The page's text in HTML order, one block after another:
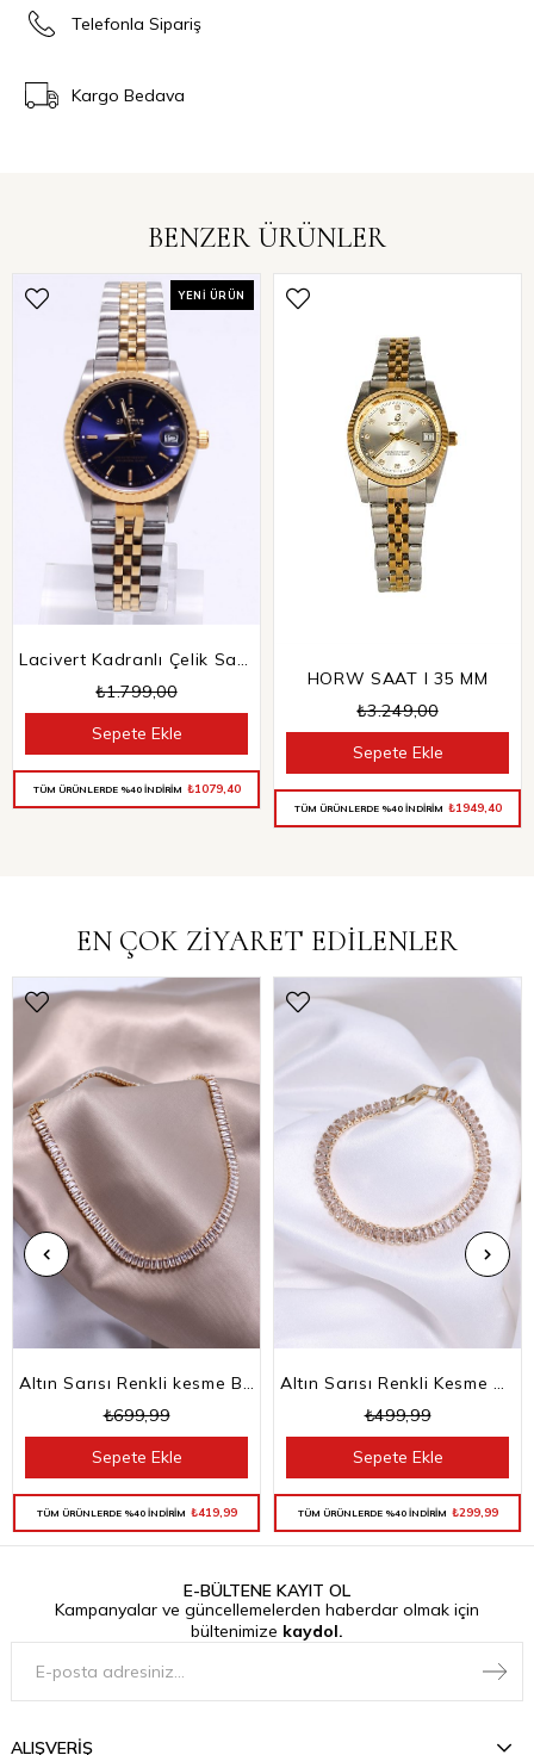
Telefonla Sipariş
Kargo Bedava
BENZER ÜRÜNLER
Lacivert Kadranlı Çelik Saat
₺1.799,00
Sepete Ekle
YENI ÜRÜN
TÜM ÜRÜNLERDE %40 İNDİRİM ₺1079,40
HORW SAAT I 35 MM
₺3.249,00
Sepete Ekle
TÜM ÜRÜNLERDE %40 İNDİRİM ₺1949,40
EN ÇOK ZİYARET EDİLENLER
Altın Sarısı Renkli kesme Baget Taşlı Su Yolu Choker Kolye
₺699,99
TÜM ÜRÜNLERDE %40 İNDİRİM ₺419,99
Sepete Ekle
Altın Sarısı Renkli Kesme Baget Taşlı Su Yolu Bileklik
₺499,99
TÜM ÜRÜNLERDE %40 İNDİRİM ₺299,99
Sepete Ekle
E-BÜLTENE KAYIT OL
Kampanyalar ve güncellemelerden haberdar olmak için
bültenimize kaydol.
ALIŞVERİŞ